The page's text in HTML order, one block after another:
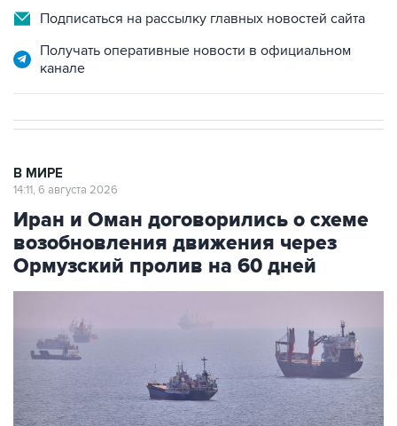
Подписаться на рассылку главных новостей сайта
Получать оперативные новости в официальном
канале
В МИРЕ
14:11, 6 августа 2026
Иран и Оман договорились о схеме
возобновления движения через
Ормузский пролив на 60 дней